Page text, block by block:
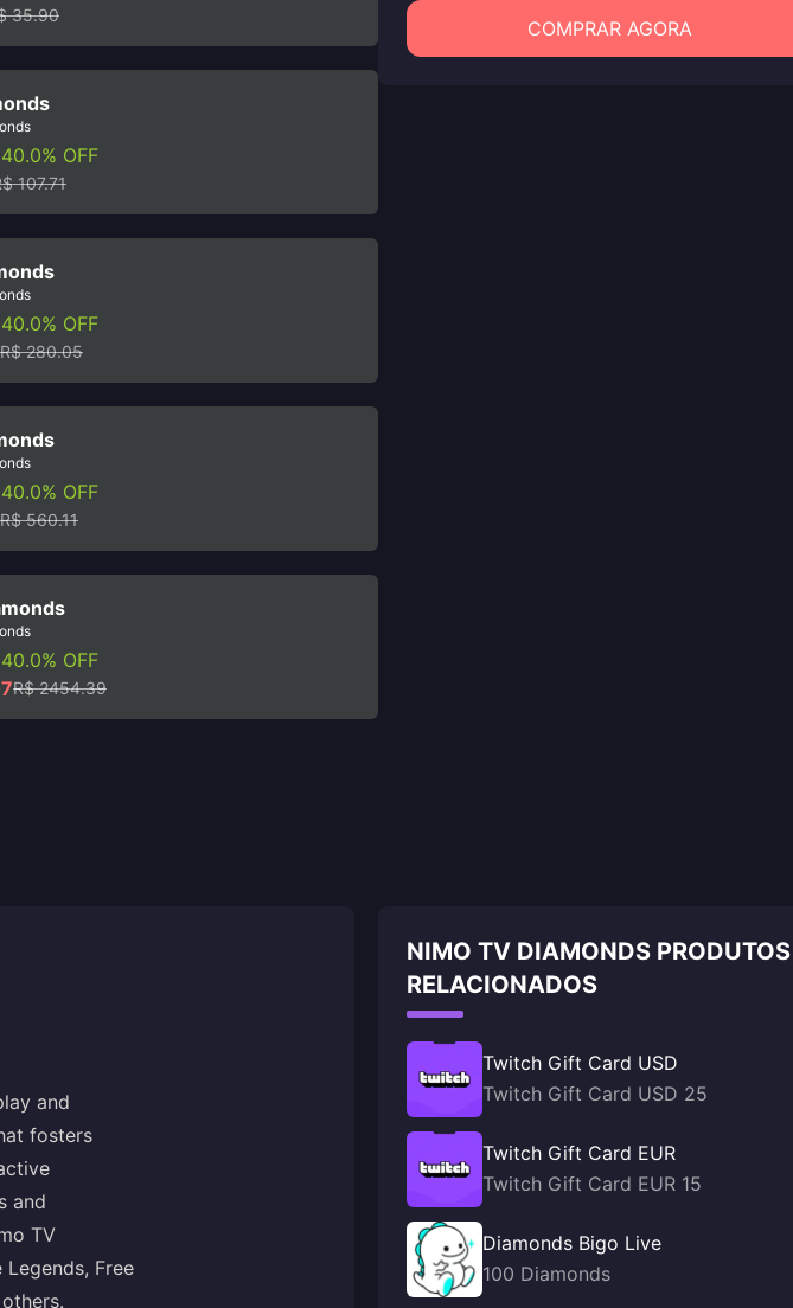
35.90
OFF
107.71
OFF
R$ 280.05
OFF
R$ 560.11
OFF
R$ 2454.39
COMPRAR AGORA
and
fosters
and
TV
Free
NIMO TV DIAMONDS PRODUTOS
RELACIONADOS
Twitch Gift Card USD
Twitch Gift Card USD 25
Twitch Gift Card EUR
Twitch Gift Card EUR 15
Diamonds Bigo Live
100 Diamonds